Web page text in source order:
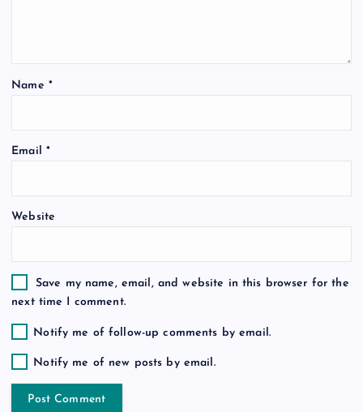
o
n
Name *
Email *
Website
Save my name, email, and website in this browser for the
next time I comment.
Notify me of follow-up comments by email.
Notify me of new posts by email.